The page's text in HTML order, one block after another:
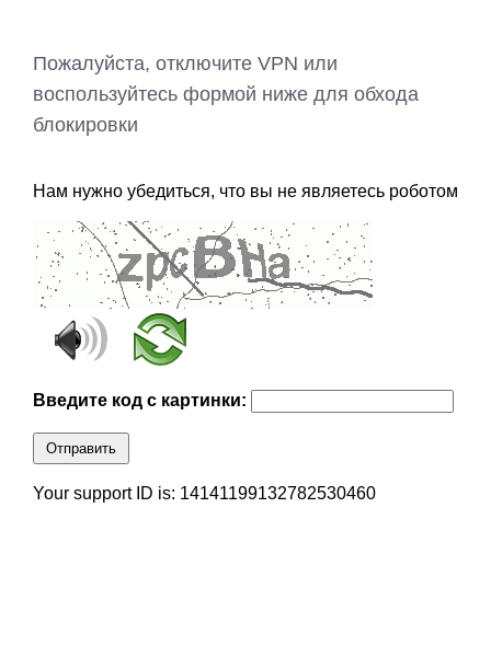
Пожалуйста, отключите VPN или
воспользуйтесь формой ниже для обхода
блокировки
Нам нужно убедиться, что вы не являетесь роботом
Введите код с картинки:
Отправить
Your support ID is: 14141199132782530460